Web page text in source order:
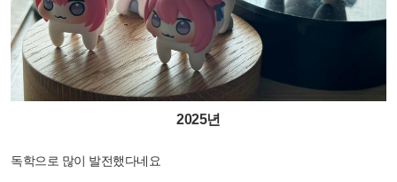
2025년
독학으로 많이 발전했다네요